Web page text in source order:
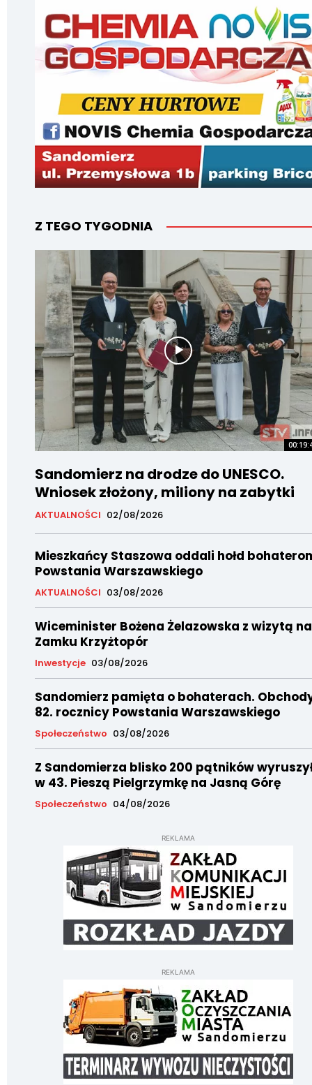
Z TEGO TYGODNIA
Sandomierz na drodze do UNESCO.
Wniosek złożony, miliony na zabytki
AKTUALNOŚCI 02/08/2026
Mieszkańcy Staszowa oddali hołd
Powstania Warszawskiego
AKTUALNOŚCI 03/08/2026
Wiceminister Bożena Żelazowska z wizytą na
Zamku Krzyżtopór
Inwestycje 03/08/2026
Sandomierz pamięta o bohaterach.
82. rocznicy Powstania Warszawskiego
Społeczeństwo 03/08/2026
Z Sandomierza blisko 200 pątników
w 43. Pieszą Pielgrzymkę na Jasną Górę
Społeczeństwo 04/08/2026
REKLAMA
REKLAMA